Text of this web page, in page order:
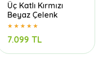
Üç Katlı Kırmızı
Beyaz Çelenk
7.099 TL